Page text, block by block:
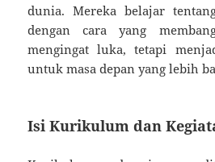
dunia. Mereka belajar
dengan cara yang
mengingat luka, tetapi
untuk masa depan yang lebih
Isi Kurikulum dan